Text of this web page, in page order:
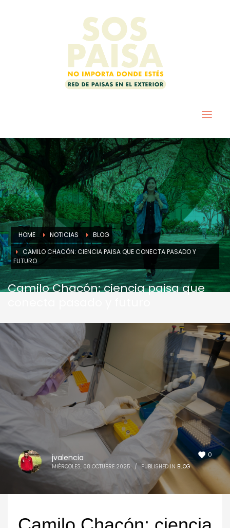
HOME NOTICIAS
BLOG
CAMILO CHACÓN: CIENCIA PAISA QUE CONECTA PASADO Y
FUTURO
Camilo Chacón: ciencia paisa que
0
jvalencia
MIÉRCOLES, 08 OCTUBRE 2025 / PUBLISHED IN BLOG